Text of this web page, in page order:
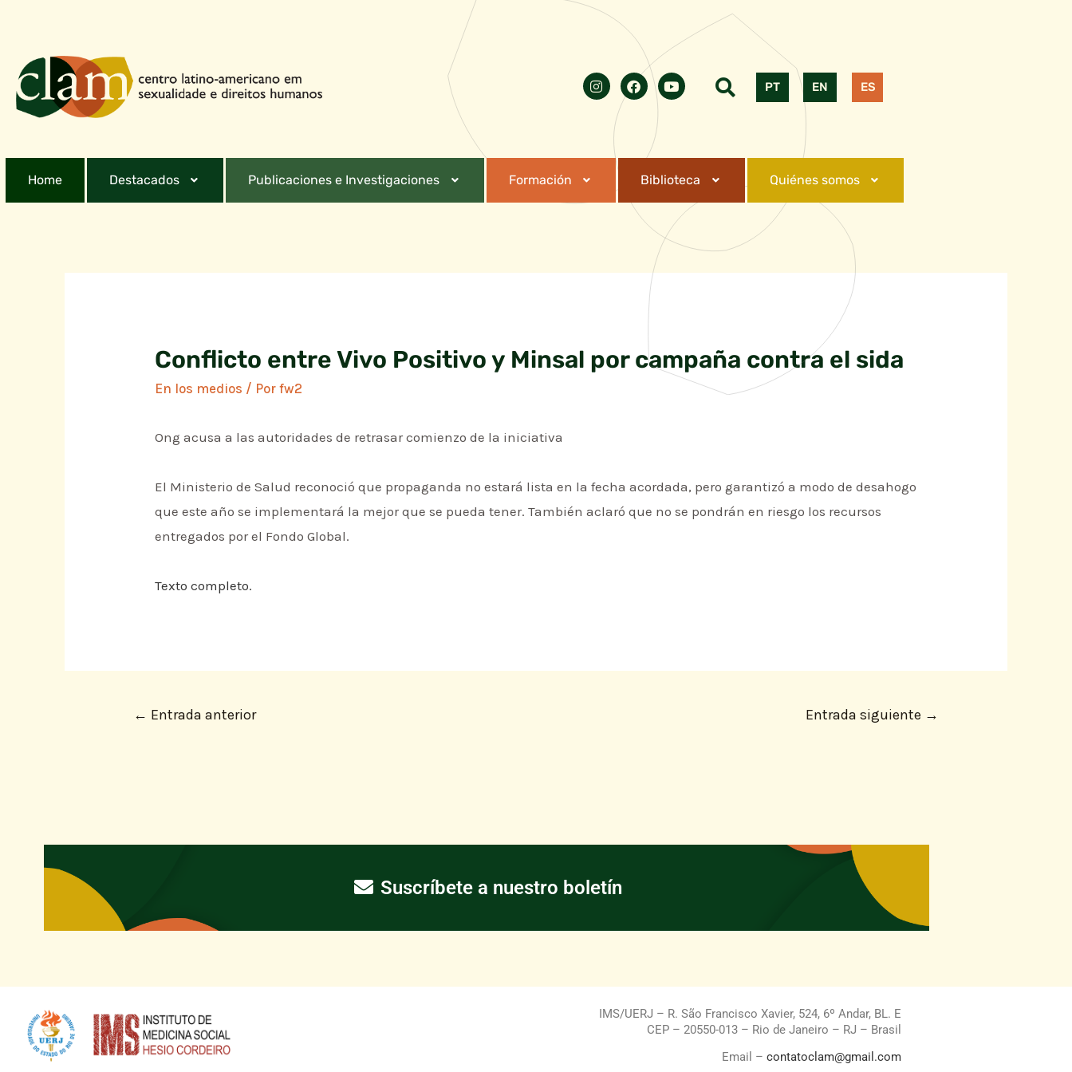
PT EN ES
Home Destacados Publicaciones e Investigaciones Formación Biblioteca Quiénes somos
Conflicto entre Vivo Positivo y Minsal por campaña contra el sida
En los medios / Porfw2
Ong acusa a las autoridades de retrasar comienzo de la iniciativa
El Ministerio de Salud reconoció que propaganda no estará lista en la fecha acordada, pero garantizó a modo de desahogo
que este año se implementará la mejor que se pueda tener. También aclaró que no se pondrán en riesgo los recursos
entregados por el Fondo Global.
Texto completo.
← Entrada anterior Entrada siguiente →
Suscríbete a nuestro boletín
IMS/UERJ – R. São Francisco Xavier, 524, 6º Andar, BL. E
CEP – 20550-013 – Rio de Janeiro – RJ – Brasil
Email – contatoclam@gmail.com